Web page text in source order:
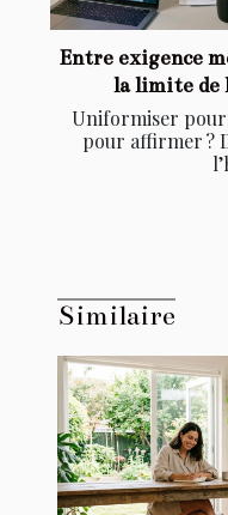
Entre exigence
la limite de
Uniformiser
pour affirmer ?
Similaire